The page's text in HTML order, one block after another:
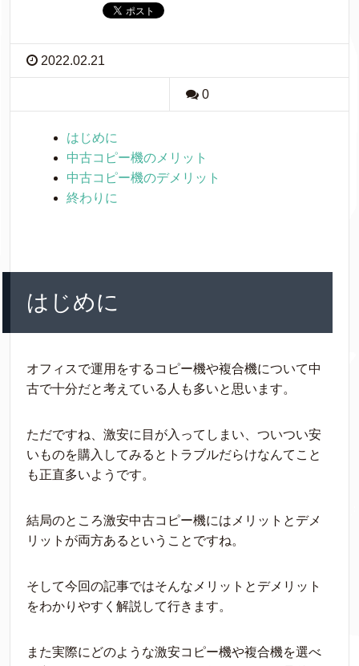
2022.02.21
0
はじめに
中古コピー機のメリット
中古コピー機のデメリット
終わりに
はじめに
オフィスで運用をするコピー機や複合機について中
古で十分だと考えている人も多いと思います。
ただですね、激安に目が入ってしまい、ついつい安
いものを購入してみるとトラブルだらけなんてこと
も正直多いようです。
結局のところ激安中古コピー機にはメリットとデメ
リットが両方あるということですね。
そして今回の記事ではそんなメリットとデメリット
をわかりやすく解説して行きます。
また実際にどのような激安コピー機や複合機を選べ